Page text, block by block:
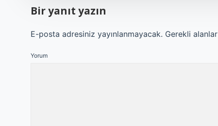
Bir yanıt yazın
E-posta adresiniz yayınlanmayacak. Gerekli alanlar
Yorum